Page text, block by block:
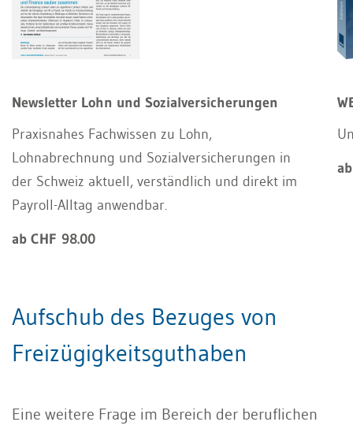
Newsletter Lohn und Sozialversicherungen
Praxisnahes Fachwissen zu Lohn,
Lohnabrechnung und Sozialversicherungen in
der Schweiz aktuell, verständlich und direkt im
Payroll-Alltag anwendbar.
ab CHF 98.00
Aufschub des Bezuges von
Freizügigkeitsguthaben
Eine weitere Frage im Bereich der beruflichen